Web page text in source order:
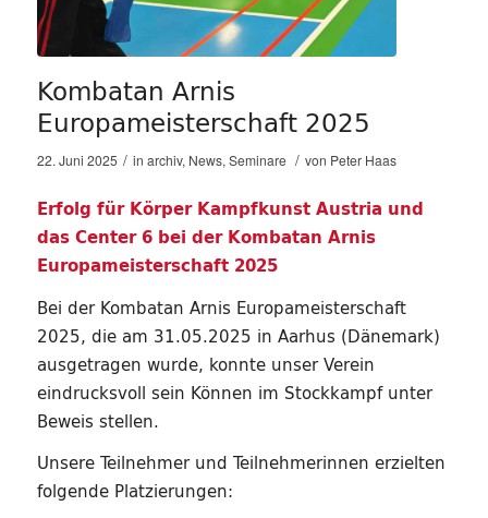
Kombatan Arnis
Europameisterschaft 2025
22. Juni 2025 / in archiv, News, Seminare / von Peter Haas
Erfolg für Körper Kampfkunst Austria und
das Center 6 bei der Kombatan Arnis
Europameisterschaft 2025
Bei der Kombatan Arnis Europameisterschaft
2025, die am 31.05.2025 in Aarhus (Dänemark)
ausgetragen wurde, konnte unser Verein
eindrucksvoll sein Können im Stockkampf unter
Beweis stellen.
Unsere Teilnehmer und Teilnehmerinnen erzielten
folgende Platzierungen: